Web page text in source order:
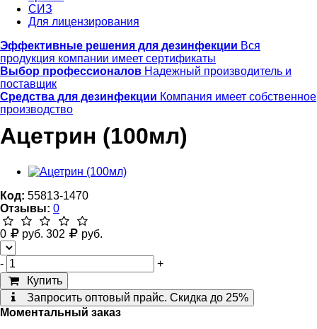
СИЗ
Для лицензирования
Эффективные решения для дезинфекции Вся
продукция компании имеет сертификаты
Выбор профессионалов Надежный производитель и
поставщик
Средства для дезинфекции Компания имеет собственное
производство
Ацетрин (100мл)
Код: 55813-1470
Отзывы: 0
0 руб. 302 руб.
-
+
Купить
Запросить оптовый прайс. Скидка до 25%
Моментальный заказ